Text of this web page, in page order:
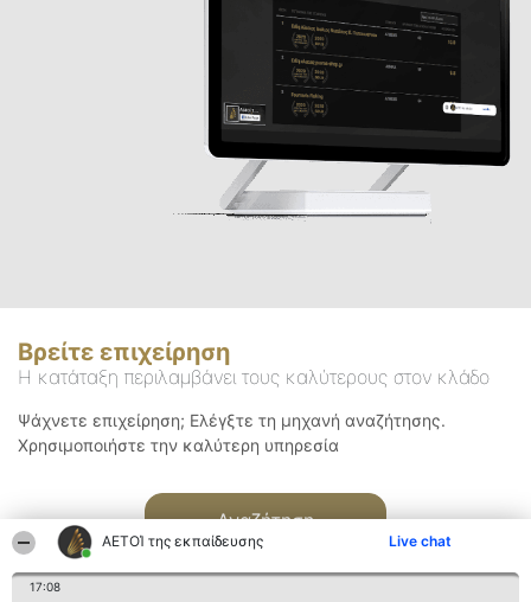
ΑΕΤΟΊ της εκπαίδευσης Live chat
17:08
Βρείτε επιχείρηση
Η κατάταξη περιλαμβάνει τους καλύτερους στον κλάδο
Ψάχνετε επιχείρηση; Ελέγξτε τη μηχανή αναζήτησης.
Χρησιμοποιήστε την καλύτερη υπηρεσία
Αναζήτηση